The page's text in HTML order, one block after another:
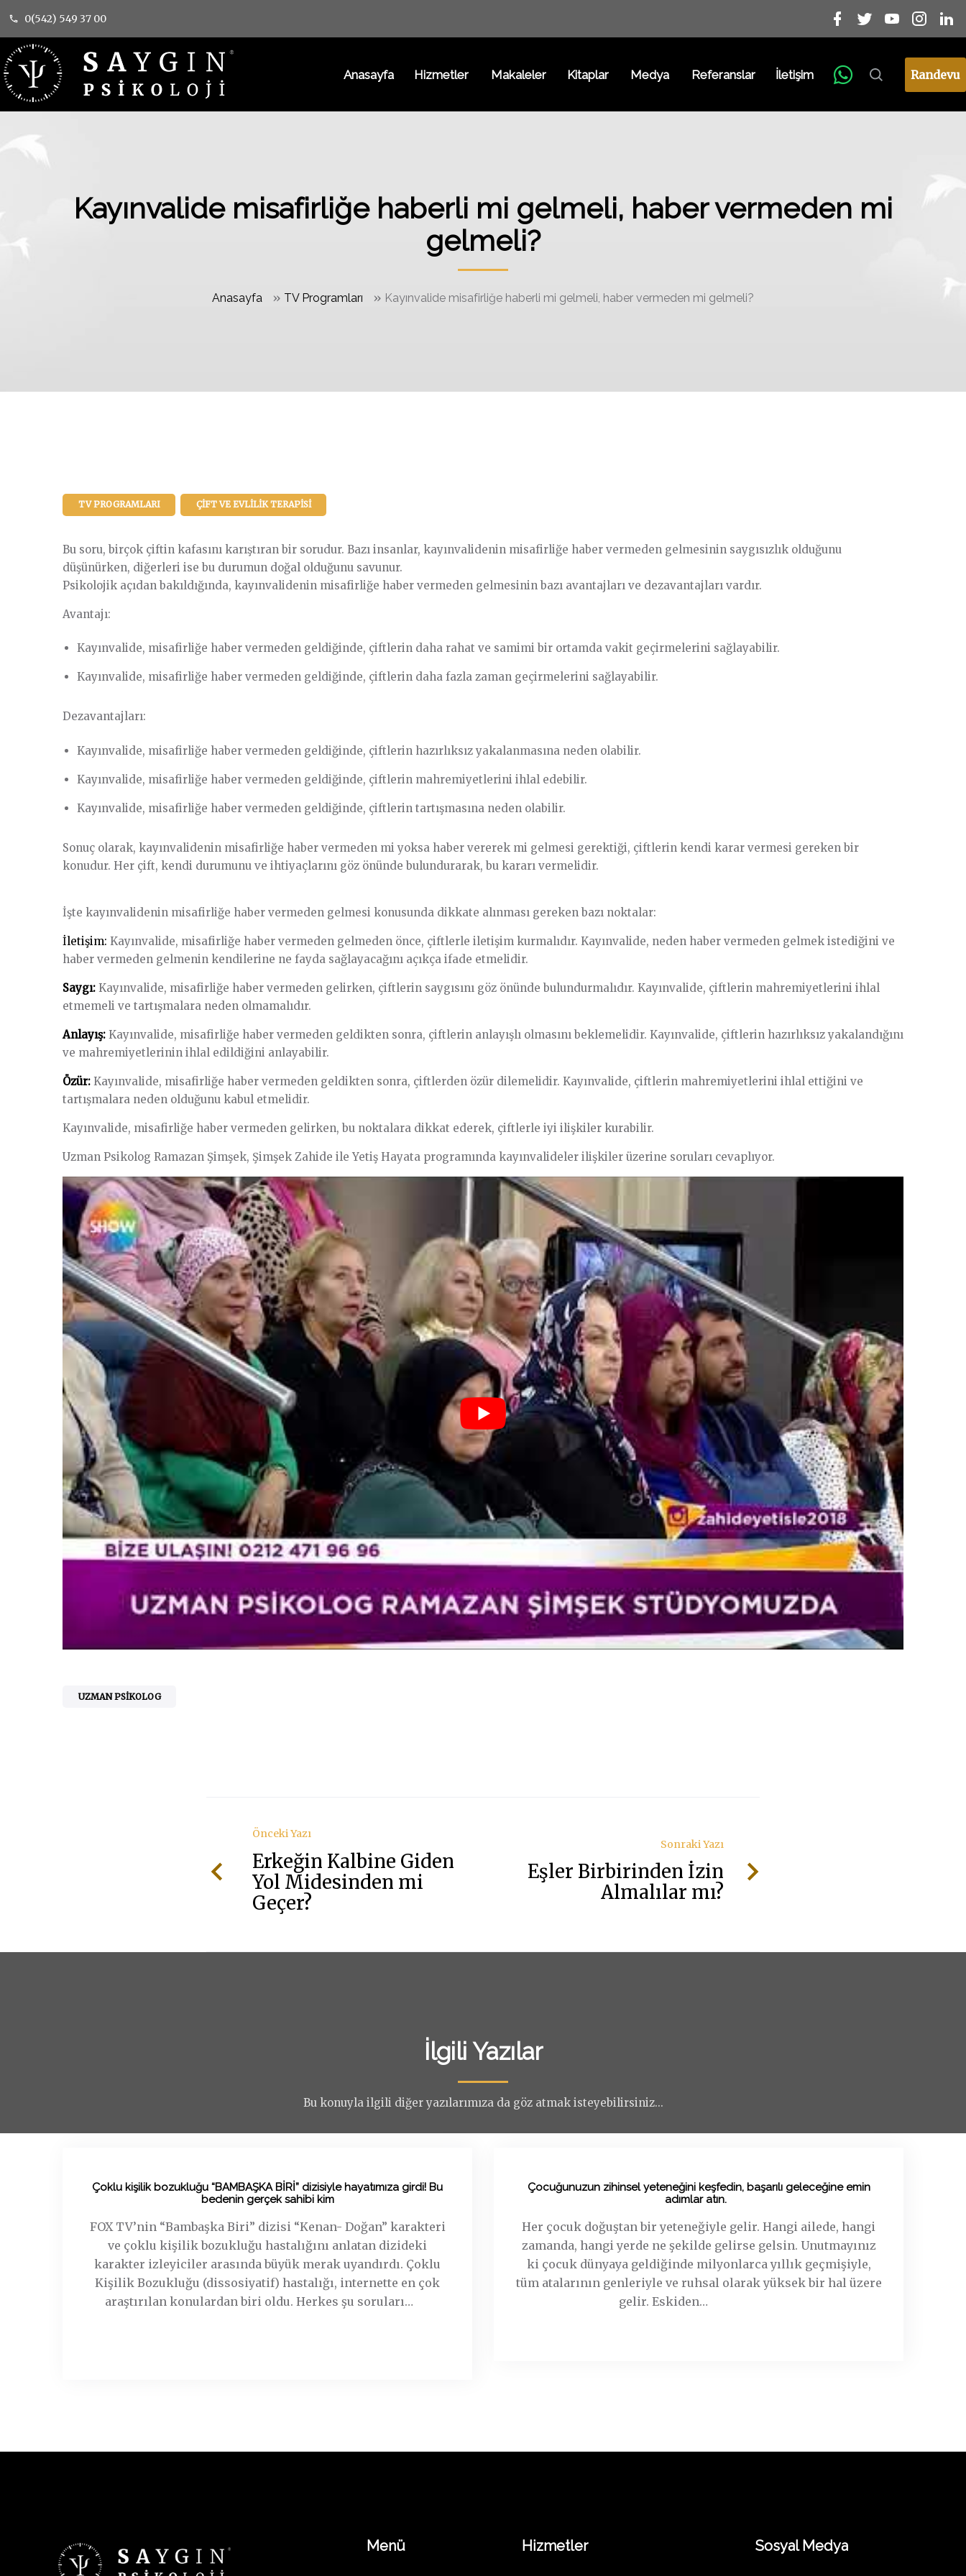
0(542) 549 37 00
Anasayfa Hizmetler Makaleler Kitaplar Medya Referanslar İletişim Randevu
Kayınvalide misafirliğe haberli mi gelmeli, haber vermeden mi
gelmeli?
Anasayfa » TV Programları » Kayınvalide misafirliğe haberli mi gelmeli, haber vermeden mi gelmeli?
TV PROGRAMLARI ÇIFT VE EVLILIK TERAPISI
Bu soru, birçok çiftin kafasını karıştıran bir sorudur. Bazı insanlar, kayınvalidenin misafirliğe haber vermeden gelmesinin saygısızlık olduğunu
düşünürken, diğerleri ise bu durumun doğal olduğunu savunur.
Psikolojik açıdan bakıldığında, kayınvalidenin misafirliğe haber vermeden gelmesinin bazı avantajları ve dezavantajları vardır.
Avantajı:
Kayınvalide, misafirliğe haber vermeden geldiğinde, çiftlerin daha rahat ve samimi bir ortamda vakit geçirmelerini sağlayabilir.
Kayınvalide, misafirliğe haber vermeden geldiğinde, çiftlerin daha fazla zaman geçirmelerini sağlayabilir.
Dezavantajları:
Kayınvalide, misafirliğe haber vermeden geldiğinde, çiftlerin hazırlıksız yakalanmasına neden olabilir.
Kayınvalide, misafirliğe haber vermeden geldiğinde, çiftlerin mahremiyetlerini ihlal edebilir.
Kayınvalide, misafirliğe haber vermeden geldiğinde, çiftlerin tartışmasına neden olabilir.
Sonuç olarak, kayınvalidenin misafirliğe haber vermeden mi yoksa haber vererek mi gelmesi gerektiği, çiftlerin kendi karar vermesi gereken bir
konudur. Her çift, kendi durumunu ve ihtiyaçlarını göz önünde bulundurarak, bu kararı vermelidir.
İşte kayınvalidenin misafirliğe haber vermeden gelmesi konusunda dikkate alınması gereken bazı noktalar:
İletişim: Kayınvalide, misafirliğe haber vermeden gelmeden önce, çiftlerle iletişim kurmalıdır. Kayınvalide, neden haber vermeden gelmek istediğini ve
haber vermeden gelmenin kendilerine ne fayda sağlayacağını açıkça ifade etmelidir.
Saygı: Kayınvalide, misafirliğe haber vermeden gelirken, çiftlerin saygısını göz önünde bulundurmalıdır. Kayınvalide, çiftlerin mahremiyetlerini ihlal
etmemeli ve tartışmalara neden olmamalıdır.
Anlayış: Kayınvalide, misafirliğe haber vermeden geldikten sonra, çiftlerin anlayışlı olmasını beklemelidir. Kayınvalide, çiftlerin hazırlıksız yakalandığını
ve mahremiyetlerinin ihlal edildiğini anlayabilir.
Özür: Kayınvalide, misafirliğe haber vermeden geldikten sonra, çiftlerden özür dilemelidir. Kayınvalide, çiftlerin mahremiyetlerini ihlal ettiğini ve
tartışmalara neden olduğunu kabul etmelidir.
Kayınvalide, misafirliğe haber vermeden gelirken, bu noktalara dikkat ederek, çiftlerle iyi ilişkiler kurabilir.
Uzman Psikolog Ramazan Şimşek, Şimşek Zahide ile Yetiş Hayata programında kayınvalideler ilişkiler üzerine soruları cevaplıyor.
UZMAN PSIKOLOG
Önceki Yazı
Erkeğin Kalbine Giden
Yol Midesinden mi
Geçer?
Sonraki Yazı
Eşler Birbirinden İzin
Almalılar mı?
İlgili Yazılar
Bu konuyla ilgili diğer yazılarımıza da göz atmak isteyebilirsiniz...
Çoklu kişilik bozukluğu “BAMBAŞKA BİRİ” dizisiyle hayatımıza girdi! Bu
bedenin gerçek sahibi kim
FOX TV’nin “Bambaşka Biri” dizisi “Kenan- Doğan” karakteri
ve çoklu kişilik bozukluğu hastalığını anlatan dizideki
karakter izleyiciler arasında büyük merak uyandırdı. Çoklu
Kişilik Bozukluğu (dissosiyatif) hastalığı, internette en çok
araştırılan konulardan biri oldu. Herkes şu soruları…
i
Çocuğunuzun zihinsel yeteneğini keşfedin, başarılı geleceğine emin
adımlar atın.
Her çocuk doğuştan bir yeteneğiyle gelir. Hangi ailede, hangi
zamanda, hangi yerde ne şekilde gelirse gelsin. Unutmayınız
ki çocuk dünyaya geldiğinde milyonlarca yıllık geçmişiyle,
tüm atalarının genleriyle ve ruhsal olarak yüksek bir hal üzere
gelir. Eskiden…
u
i
Menü Hizmetler Sosyal Medya